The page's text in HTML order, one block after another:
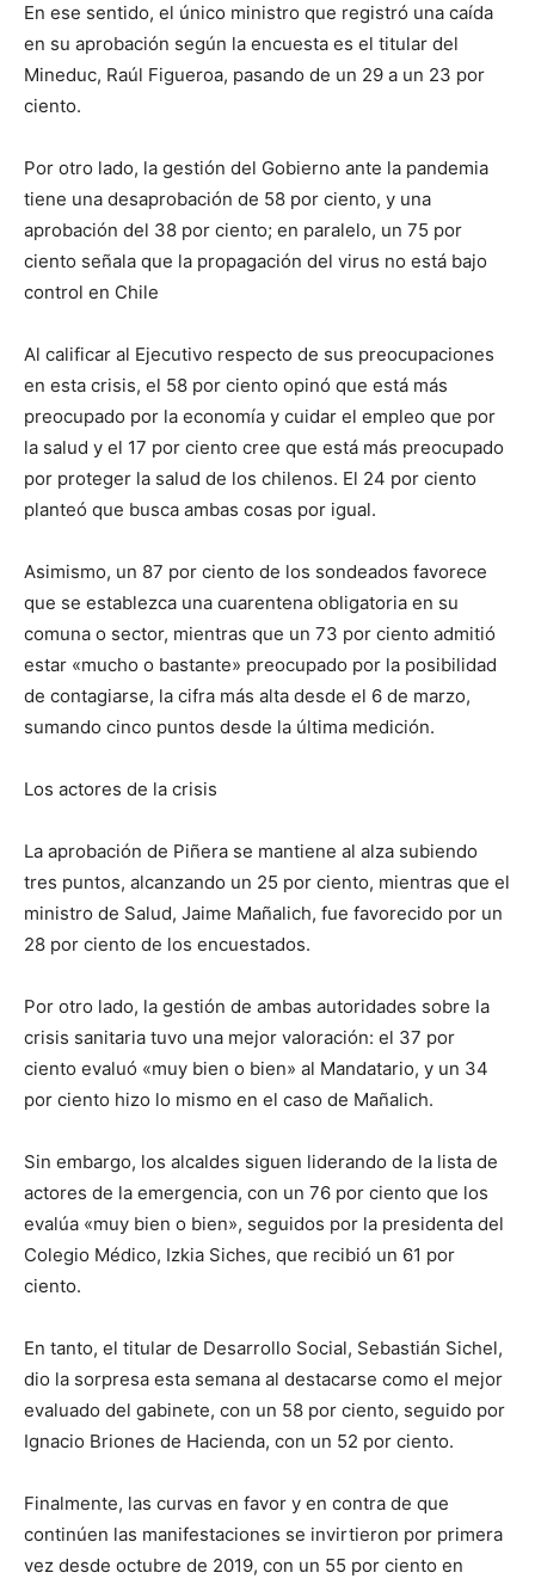
En ese sentido, el único ministro que registró una caída
en su aprobación según la encuesta es el titular del
Mineduc, Raúl Figueroa, pasando de un 29 a un 23 por
ciento.
Por otro lado, la gestión del Gobierno ante la pandemia
tiene una desaprobación de 58 por ciento, y una
aprobación del 38 por ciento; en paralelo, un 75 por
ciento señala que la propagación del virus no está bajo
control en Chile
Al calificar al Ejecutivo respecto de sus preocupaciones
en esta crisis, el 58 por ciento opinó que está más
preocupado por la economía y cuidar el empleo que por
la salud y el 17 por ciento cree que está más preocupado
por proteger la salud de los chilenos. El 24 por ciento
planteó que busca ambas cosas por igual.
Asimismo, un 87 por ciento de los sondeados favorece
que se establezca una cuarentena obligatoria en su
comuna o sector, mientras que un 73 por ciento admitió
estar «mucho o bastante» preocupado por la posibilidad
de contagiarse, la cifra más alta desde el 6 de marzo,
sumando cinco puntos desde la última medición.
Los actores de la crisis
La aprobación de Piñera se mantiene al alza subiendo
tres puntos, alcanzando un 25 por ciento, mientras que el
ministro de Salud, Jaime Mañalich, fue favorecido por un
28 por ciento de los encuestados.
Por otro lado, la gestión de ambas autoridades sobre la
crisis sanitaria tuvo una mejor valoración: el 37 por
ciento evaluó «muy bien o bien» al Mandatario, y un 34
por ciento hizo lo mismo en el caso de Mañalich.
Sin embargo, los alcaldes siguen liderando de la lista de
actores de la emergencia, con un 76 por ciento que los
evalúa «muy bien o bien», seguidos por la presidenta del
Colegio Médico, Izkia Siches, que recibió un 61 por
ciento.
En tanto, el titular de Desarrollo Social, Sebastián Sichel,
dio la sorpresa esta semana al destacarse como el mejor
evaluado del gabinete, con un 58 por ciento, seguido por
Ignacio Briones de Hacienda, con un 52 por ciento.
Finalmente, las curvas en favor y en contra de que
continúen las manifestaciones se invirtieron por primera
vez desde octubre de 2019, con un 55 por ciento en